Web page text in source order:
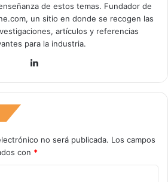
de estos temas. Fundador de
un sitio en donde se recogen las
artículos y referencias
para la industria.
dIn
no será publicada. Los campos
con *